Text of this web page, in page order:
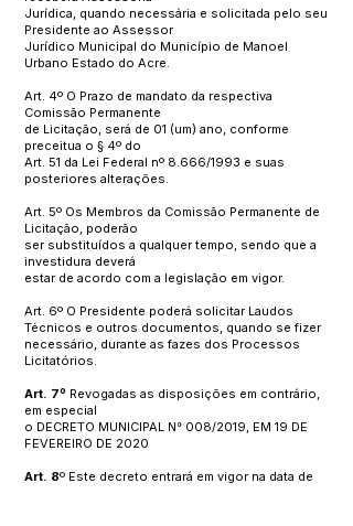
Jurídica, quando necessária e solicitada pelo seu
Presidente ao Assessor
Jurídico Municipal do Município de Manoel
Urbano Estado do Acre.
Art. 4º O Prazo de mandato da respectiva
Comissão Permanente
de Licitação, será de 01 (um) ano, conforme
preceitua o § 4º do
Art. 51 da Lei Federal nº 8.666/1993 e suas
posteriores alterações.
Art. 5º Os Membros da Comissão Permanente de
Licitação, poderão
ser substituídos a qualquer tempo, sendo que a
investidura deverá
estar de acordo com a legislação em vigor.
Art. 6º O Presidente poderá solicitar Laudos
Técnicos e outros documentos, quando se fizer
necessário, durante as fazes dos Processos
Licitatórios.
Art. 7º Revogadas as disposições em contrário,
em especial
o DECRETO MUNICIPAL N° 008/2019, EM 19 DE
FEVEREIRO DE 2020
Art. 8º Este decreto entrará em vigor na data de